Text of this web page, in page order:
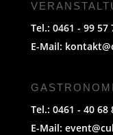
Tel.: 0461 - 99 57
E-Mail:
Tel.: 0461 - 40 68
E-Mail: